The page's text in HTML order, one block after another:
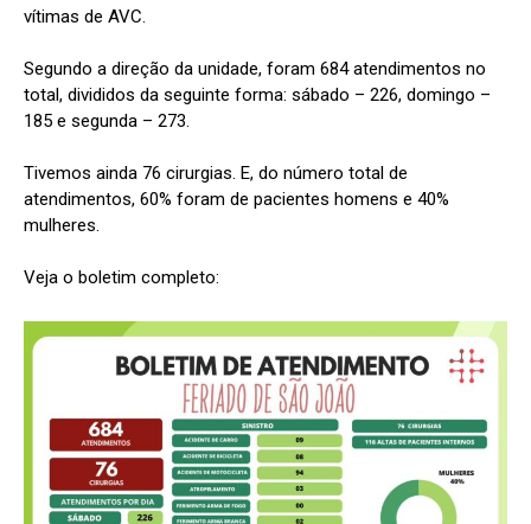
vítimas de AVC.
Segundo a direção da unidade, foram 684 atendimentos no
total, divididos da seguinte forma: sábado – 226, domingo –
185 e segunda – 273.
Tivemos ainda 76 cirurgias. E, do número total de
atendimentos, 60% foram de pacientes homens e 40%
mulheres.
Veja o boletim completo: